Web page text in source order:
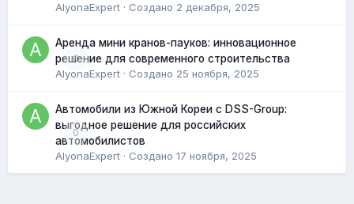
AlyonaExpert · Создано 2 декабря, 2025
0
Аренда мини кранов-пауков: инновационное
решение для современного строительства
AlyonaExpert · Создано 25 ноября, 2025
0
Автомобили из Южной Кореи с DSS-Group:
выгодное решение для российских
автомобилистов
AlyonaExpert · Создано 17 ноября, 2025